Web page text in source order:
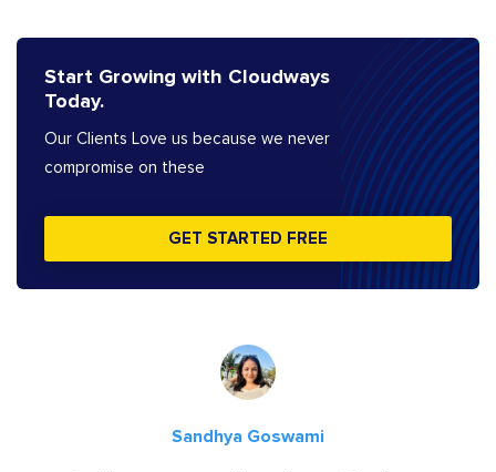
Start Growing with Cloudways
Today.
Our Clients Love us because we never
compromise on these
GET STARTED FREE
Sandhya Goswami